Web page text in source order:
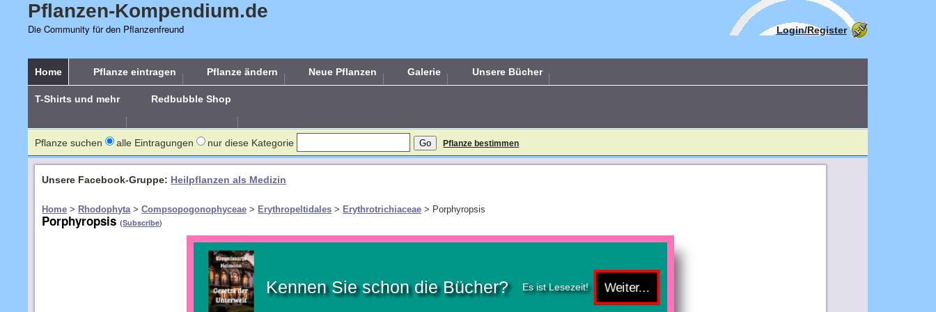
Login/Register
Pflanzen-Kompendium.de
Die Community für den Pflanzenfreund
Home Pflanze eintragen Pflanze ändern Neue Pflanzen Galerie Unsere Bücher
T-Shirts und mehr Redbubble Shop
Pflanze suchen alle Eintragungen nur diese Kategorie Pflanze bestimmen
Unsere Facebook-Gruppe: Heilpflanzen als Medizin
Home > Rhodophyta>Compsopogonophyceae > Erythropeltidales > Erythrotrichiaceae > Porphyropsis
Porphyropsis(Subscribe)
Kennen Sie schon die Bücher? Es ist Lesezeit!